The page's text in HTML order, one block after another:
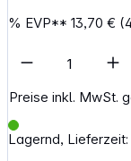
% EVP**13,70 €
Preise inkl. MwSt.
Lagernd,
Artikel